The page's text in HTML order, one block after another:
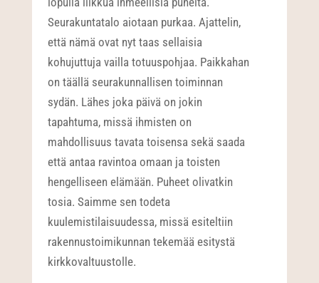
Seurakuntatalo aiotaan purkaa. Ajattelin,
että nämä ovat nyt taas sellaisia
kohujuttuja vailla totuuspohjaa. Paikkahan
on täällä seurakunnallisen toiminnan
sydän. Lähes joka päivä on jokin
tapahtuma, missä ihmisten on
mahdollisuus tavata toisensa sekä saada
että antaa ravintoa omaan ja toisten
hengelliseen elämään. Puheet olivatkin
tosia. Saimme sen todeta
kuulemistilaisuudessa, missä esiteltiin
rakennustoimikunnan tekemää esitystä
kirkkovaltuustolle.